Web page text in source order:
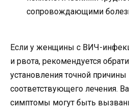
сопровождающими
Если у женщины с ВИЧ-
и рвота, рекомендуется
установления точной причины
соответствующего лечения.
симптомы могут быть